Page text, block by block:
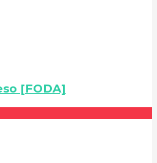
[FODA]